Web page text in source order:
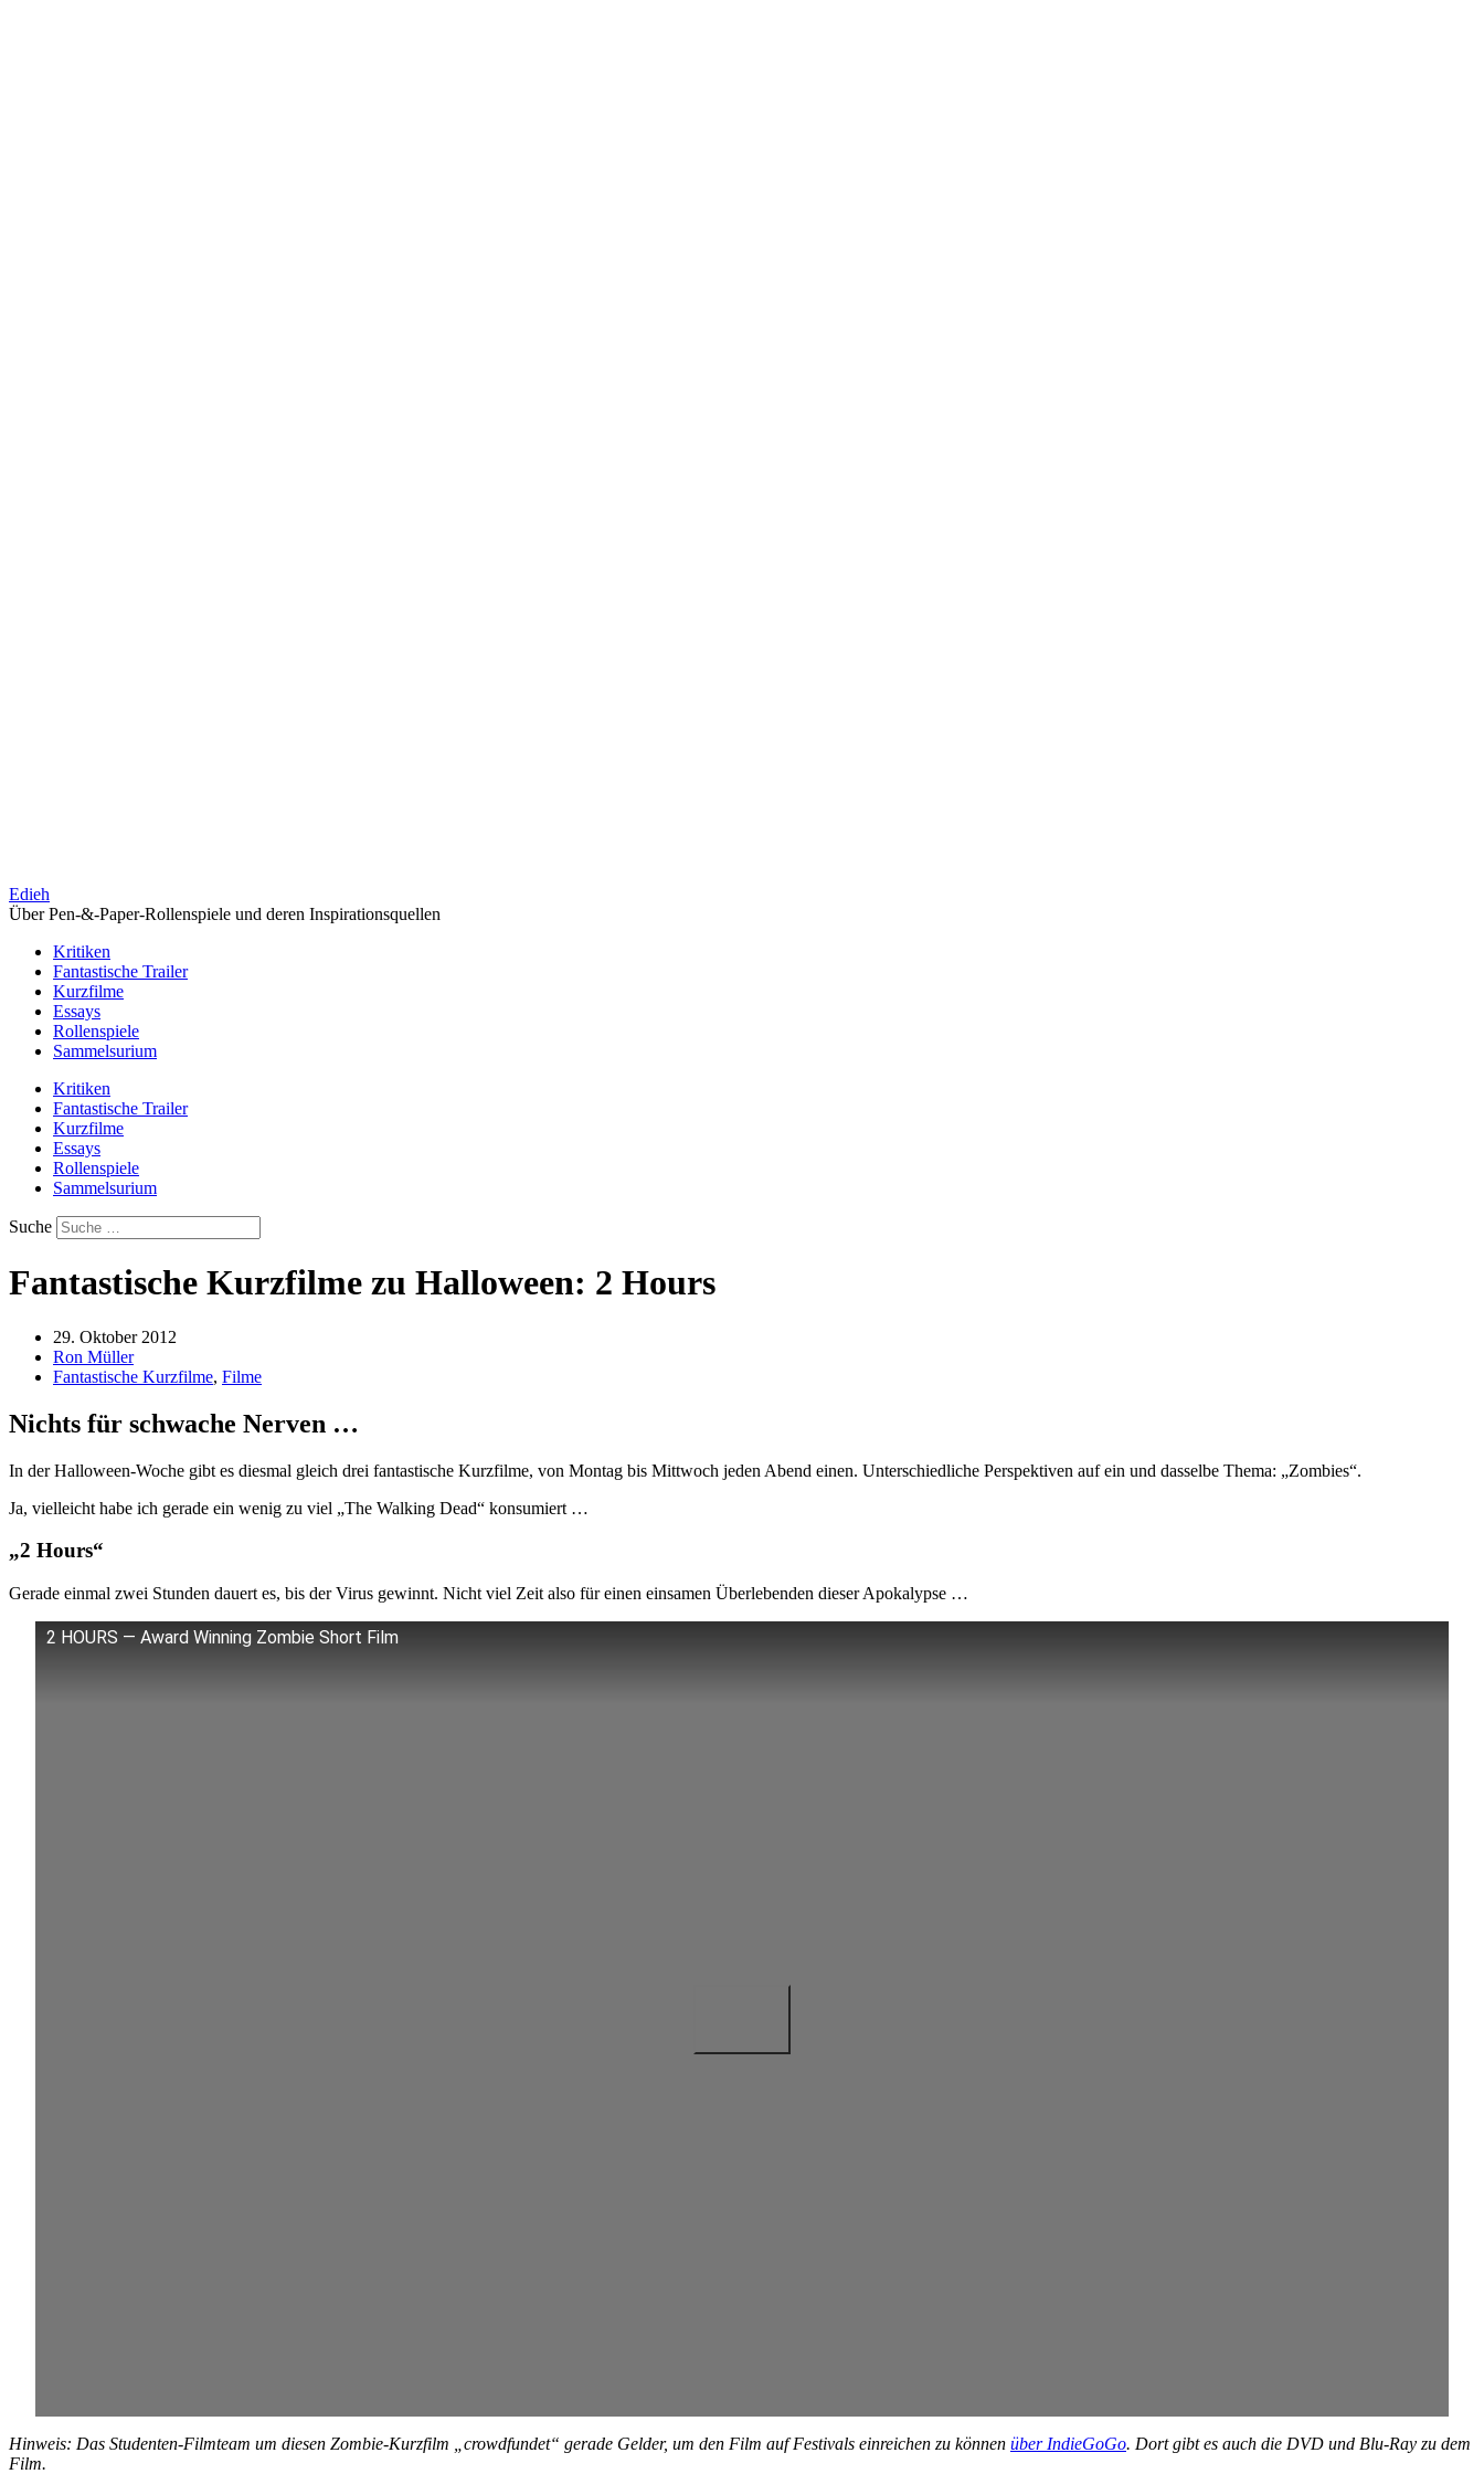
Edieh
Über Pen-&-Paper-Rollenspiele und deren Inspirationsquellen
Kritiken
Fantastische Trailer
Kurzfilme
Essays
Rollenspiele
Sammelsurium
Kritiken
Fantastische Trailer
Kurzfilme
Essays
Rollenspiele
Sammelsurium
Suche
Fantastische Kurzfilme zu Halloween: 2 Hours
29. Oktober 2012
Ron Müller
Fantastische Kurzfilme, Filme
Nichts für schwache Nerven …
In der Halloween-Woche gibt es diesmal gleich drei fantastische Kurzfilme, von Montag bis Mittwoch jeden Abend einen. Unterschiedliche Perspektiven auf ein und dasselbe Thema: „Zombies“.
Ja, vielleicht habe ich gerade ein wenig zu viel „The Walking Dead“ konsumiert …
„2 Hours“
Gerade einmal zwei Stunden dauert es, bis der Virus gewinnt. Nicht viel Zeit also für einen einsamen Überlebenden dieser Apokalypse …
2 HOURS ― Award Winning Zombie Short Film
Hinweis: Das Studenten-Filmteam um diesen Zombie-Kurzfilm „crowdfundet“ gerade Gelder, um den Film auf Festivals einreichen zu können über IndieGoGo. Dort gibt es auch die DVD und Blu-Ray zu dem
Film.